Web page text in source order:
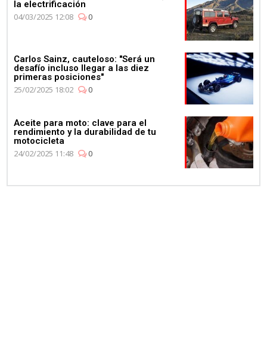
la electrificación
04/03/2025 12:08
0
Carlos Sainz, cauteloso: "Será un
desafío incluso llegar a las diez
primeras posiciones"
25/02/2025 18:02
0
Aceite para moto: clave para el
rendimiento y la durabilidad de tu
motocicleta
24/02/2025 11:48
0